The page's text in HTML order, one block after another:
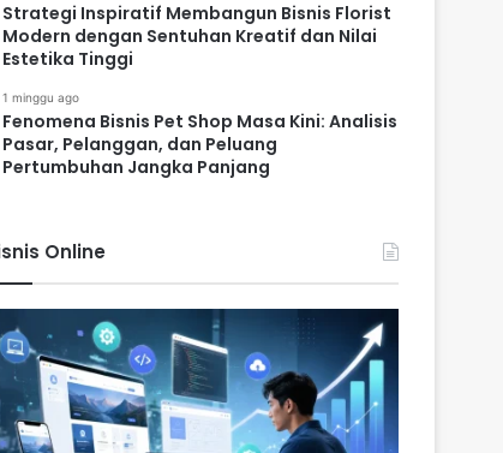
Strategi Inspiratif Membangun Bisnis Florist
Modern dengan Sentuhan Kreatif dan Nilai
Estetika Tinggi
1 minggu ago
Fenomena Bisnis Pet Shop Masa Kini: Analisis
Pasar, Pelanggan, dan Peluang
Pertumbuhan Jangka Panjang
Online